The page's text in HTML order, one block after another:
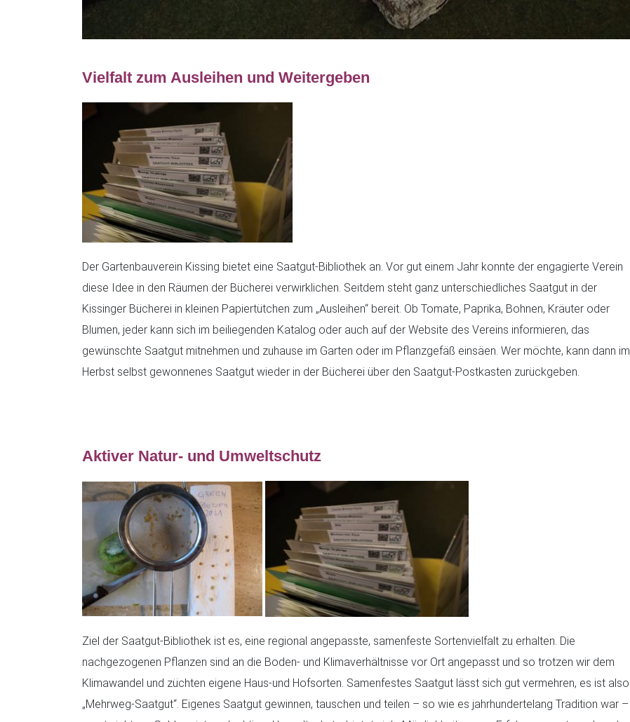
Vielfalt zum Ausleihen und Weitergeben
Der Gartenbauverein Kissing bietet eine Saatgut-Bibliothek an. Vor gut einem Jahr konnte der engagierte Verein
diese Idee in den Räumen der Bücherei verwirklichen. Seitdem steht ganz unterschiedliches Saatgut in der
Kissinger Bücherei in kleinen Papiertütchen zum „Ausleihen“ bereit. Ob Tomate, Paprika, Bohnen, Kräuter oder
Blumen, jeder kann sich im beiliegenden Katalog oder auch auf der Website des Vereins informieren, das
gewünschte Saatgut mitnehmen und zuhause im Garten oder im Pflanzgefäß einsäen. Wer möchte, kann dann im
Herbst selbst gewonnenes Saatgut wieder in der Bücherei über den Saatgut-Postkasten zurückgeben.
Aktiver Natur- und Umweltschutz
Ziel der Saatgut-Bibliothek ist es, eine regional angepasste, samenfeste Sortenvielfalt zu erhalten. Die
nachgezogenen Pflanzen sind an die Boden- und Klimaverhältnisse vor Ort angepasst und so trotzen wir dem
Klimawandel und züchten eigene Haus-und Hofsorten. Samenfestes Saatgut lässt sich gut vermehren, es ist also
„Mehrweg-Saatgut“. Eigenes Saatgut gewinnen, tauschen und teilen – so wie es jahrhundertelang Tradition war –